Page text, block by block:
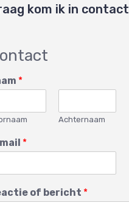
kom ik in contact
*
Achternaam
*
of bericht *